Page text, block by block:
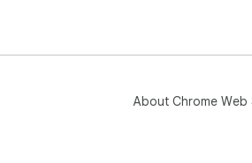
About Chrome Web